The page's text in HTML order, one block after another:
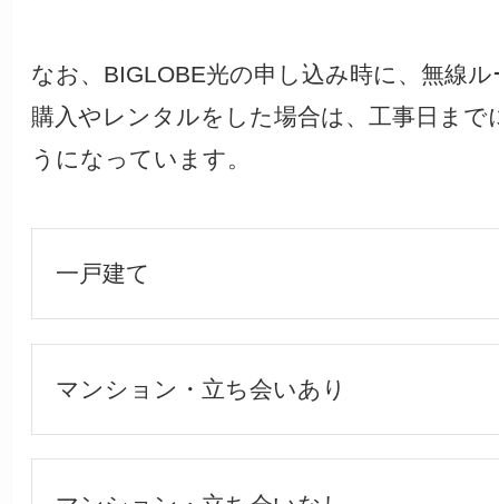
なお、BIGLOBE光の申し込み時に、無線
購入やレンタルをした場合は、工事日まで
うになっています。
一戸建て
マンション・立ち会いあり